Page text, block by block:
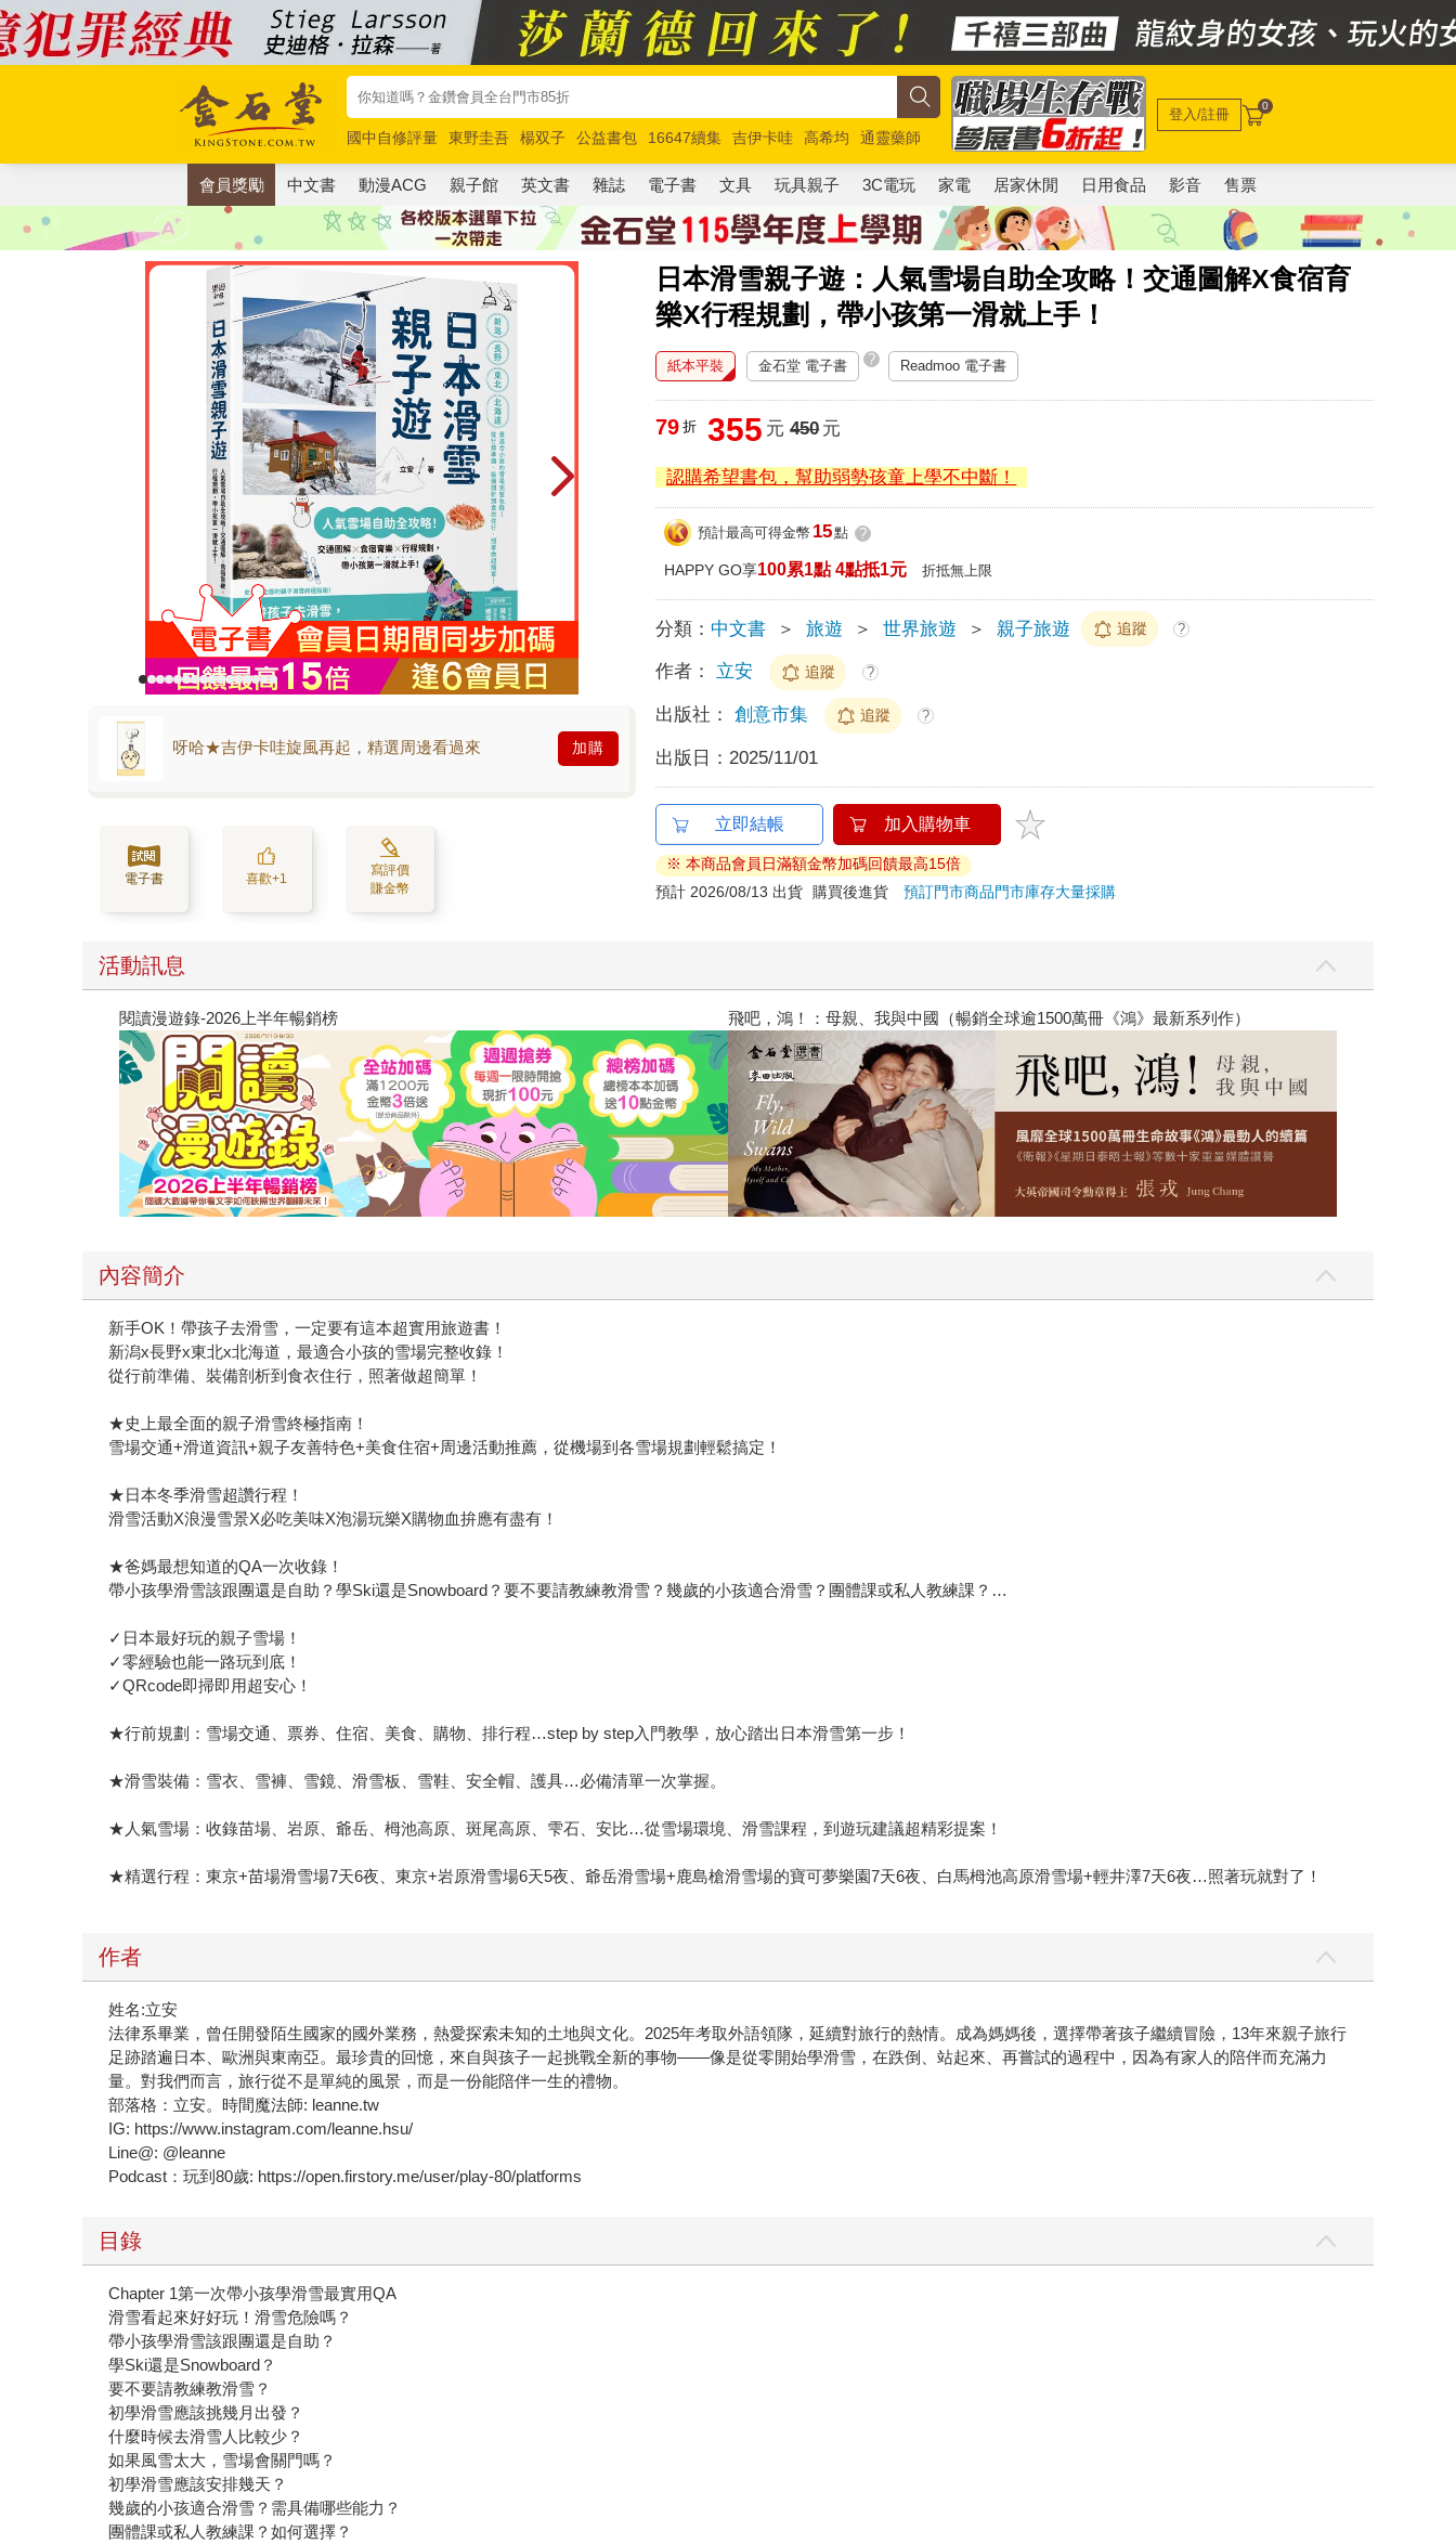
國中自修評量 東野圭吾 楊双子 公益書包 16647續集 吉伊卡哇 高希均
通靈藥師
唯紅花綻放
奧德賽 路邊攤新作 馬斯克 玩具總動員5 超慢跑
登入/註冊 0
會員獎勵 中文書 動漫ACG 親子館 英文書 雜誌 電子書 文具 玩具親子 3C電玩 家電 居家休閒 日用食品 影音 售票
日本滑雪親子遊：人氣雪場自助全攻略！交通圖解X食宿育
樂X行程規劃，帶小孩第一滑就上手！
呀哈★吉伊卡哇旋風再起，精選周邊看過來 加購
電子書 喜歡+1
寫評價
賺金幣
紙本平裝 金石堂 電子書 ? Readmoo 電子書
79 折 355 元 450元
認購希望書包，幫助弱勢孩童上學不中斷！
預計最高可得金幣 15點 ?
HAPPY GO享100累1點 4點抵1元 折抵無上限
分類： 中文書 ＞ 旅遊 ＞ 世界旅遊 ＞ 親子旅遊 追蹤 ?
作者： 立安 追蹤 ?
出版社： 創意市集 追蹤 ?
出版日： 2025/11/01
立即結帳 加入購物車
※ 本商品會員日滿額金幣加碼回饋最高15倍
預計 2026/08/13 出貨
購買後進貨預訂門市商品門市庫存大量採購
活動訊息
閱讀漫遊錄-2026上半年暢銷榜 飛吧，鴻！：母親、我與中國（暢銷全球逾1500萬冊《鴻》最新系列作）
內容簡介
新手OK！帶孩子去滑雪，一定要有這本超實用旅遊書！
新潟x長野x東北x北海道，最適合小孩的雪場完整收錄！
從行前準備、裝備剖析到食衣住行，照著做超簡單！
★史上最全面的親子滑雪終極指南！
雪場交通+滑道資訊+親子友善特色+美食住宿+周邊活動推薦，從機場到各雪場規劃輕鬆搞定！
★日本冬季滑雪超讚行程！
滑雪活動X浪漫雪景X必吃美味X泡湯玩樂X購物血拚應有盡有！
★爸媽最想知道的QA一次收錄！
帶小孩學滑雪該跟團還是自助？學Ski還是Snowboard？要不要請教練教滑雪？幾歲的小孩適合滑雪？團體課或私人教練課？…
✓日本最好玩的親子雪場！
✓零經驗也能一路玩到底！
✓QRcode即掃即用超安心！
★行前規劃：雪場交通、票券、住宿、美食、購物、排行程…step by step入門教學，放心踏出日本滑雪第一步！
★滑雪裝備：雪衣、雪褲、雪鏡、滑雪板、雪鞋、安全帽、護具…必備清單一次掌握。
★人氣雪場：收錄苗場、岩原、爺岳、栂池高原、斑尾高原、雫石、安比…從雪場環境、滑雪課程，到遊玩建議超精彩提案！
★精選行程：東京+苗場滑雪場7天6夜、東京+岩原滑雪場6天5夜、爺岳滑雪場+鹿島槍滑雪場的寶可夢樂園7天6夜、白馬栂池高原滑雪場+輕井澤7天6夜…照著玩就對了！
作者
姓名:立安
法律系畢業，曾任開發陌生國家的國外業務，熱愛探索未知的土地與文化。2025年考取外語領隊，延續對旅行的熱情。成為媽媽後，選擇帶著孩子繼續冒險，13年來親子旅行
足跡踏遍日本、歐洲與東南亞。最珍貴的回憶，來自與孩子一起挑戰全新的事物——像是從零開始學滑雪，在跌倒、站起來、再嘗試的過程中，因為有家人的陪伴而充滿力
量。對我們而言，旅行從不是單純的風景，而是一份能陪伴一生的禮物。
部落格：立安。時間魔法師: leanne.tw
IG: https://www.instagram.com/leanne.hsu/
Line@: @leanne
Podcast：玩到80歲: https://open.firstory.me/user/play-80/platforms
目錄
Chapter 1第一次帶小孩學滑雪最實用QA
滑雪看起來好好玩！滑雪危險嗎？
帶小孩學滑雪該跟團還是自助？
學Ski還是Snowboard？
要不要請教練教滑雪？
初學滑雪應該挑幾月出發？
什麼時候去滑雪人比較少？
如果風雪太大，雪場會關門嗎？
初學滑雪應該安排幾天？
幾歲的小孩適合滑雪？需具備哪些能力？
團體課或私人教練課？如何選擇？